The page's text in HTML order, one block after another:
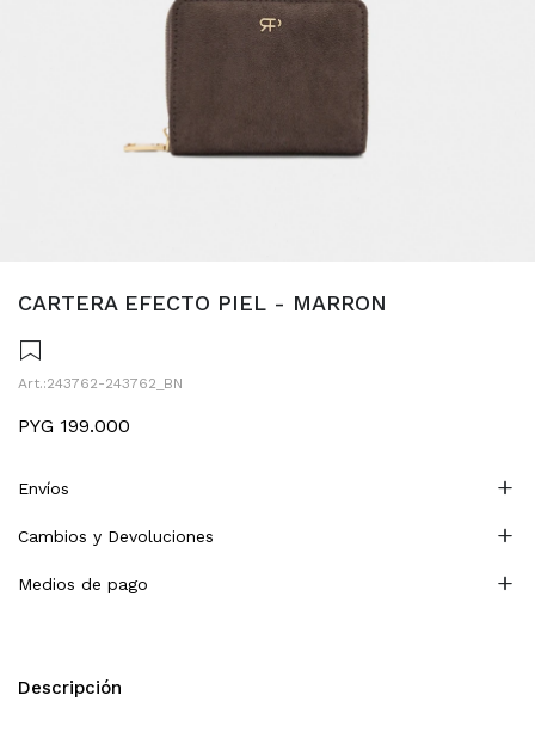
CARTERA EFECTO PIEL - MARRON
243762-243762_BN
PYG 199.000
Envíos
Cambios y Devoluciones
Medios de pago
Descripción